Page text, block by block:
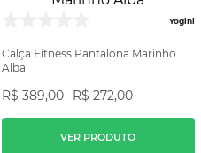
Yogini
Calça Fitness Pantalona Marinho
Alba
R$ 389,00 R$ 272,00
VER PRODUTO